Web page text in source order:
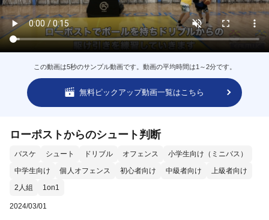
この動画は5秒のサンプル動画です。動画の平均時間は1～2分です。
無料ピックアップ動画一覧はこちら
ローポストからのシュート判断
バスケ シュート ドリブル オフェンス
小学生向け（ミニバス）
中学生向け
個人オフェンス 初心者向け 中級者向け
上級者向け
2人組
1on1
2024/03/01